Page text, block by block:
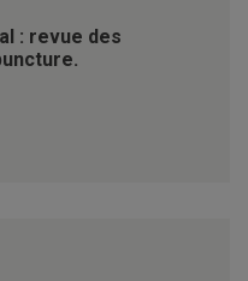
: revue des